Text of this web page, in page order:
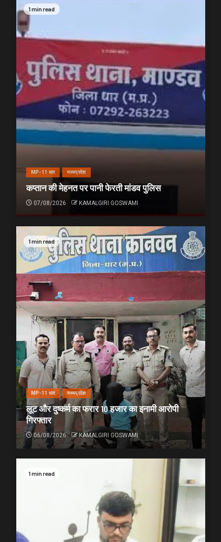
1 min read
MP-11 धार मध्यप्रदेश
कप्तान की मेहनत पर पानी फेरती मांडव पुलिस
07/08/2026 KAMALGIRI GOSWAMI
1 min read
MP-11 धार मध्यप्रदेश
लूट और दुष्कर्म का फरार 10 हजार का इनामी आरोपी
गिरफ्तार
06/08/2026 KAMALGIRI GOSWAMI
1 min read